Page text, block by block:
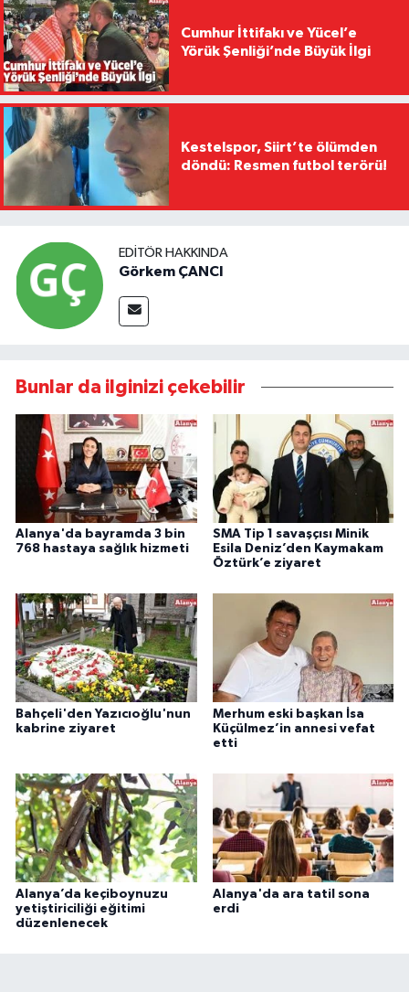
Cumhur İttifakı ve Yücel’e
Yörük Şenliği’nde Büyük İlgi
Kestelspor, Siirt’te ölümden
döndü: Resmen futbol terörü!
EDITÖR HAKKINDA
Görkem ÇANCI
Bunlar da ilginizi çekebilir
Alanya'da bayramda 3 bin
768 hastaya sağlık hizmeti
SMA Tip 1 savaşçısı Minik
Esila Deniz’den Kaymakam
Öztürk’e ziyaret
Bahçeli'den Yazıcıoğlu'nun
kabrine ziyaret
Merhum eski başkan İsa
Küçülmez’in annesi vefat
etti
Alanya’da keçiboynuzu
yetiştiriciliği eğitimi
düzenlenecek
Alanya'da ara tatil sona
erdi